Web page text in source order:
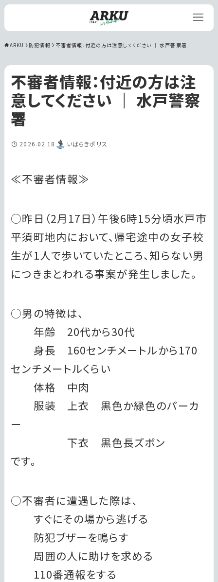
ARKU 防犯情報 不審者情報：付近の方は注意してください ｜ 水戸警察署
不審者情報：付近の方は注
意してください ｜ 水戸警察
署
2026.02.18 いばらきポリス
≪不審者情報≫
○昨日（2月17日）午後6時15分頃水戸市
平須町地内において、帰宅途中の女子校
生が1人で歩いていたところ、知らない男
につきまとわれる事案が発生しました。
○男の特徴は、
年齢 20代から30代
身長 160センチメートルから170
センチメートルくらい
体格 中肉
服装 上衣 黒色か緑色のパーカ
ー
下衣 黒色長ズボン
です。
○不審者に遭遇した際は、
すぐにその場から逃げる
防犯ブザーを鳴らす
周囲の人に助けを求める
110番通報をする